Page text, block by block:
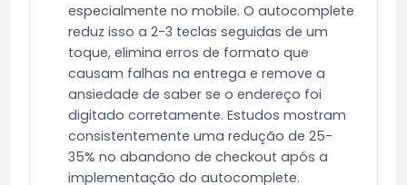
especialmente no mobile. O autocomplete
reduz isso a 2-3 teclas seguidas de um
toque, elimina erros de formato que
causam falhas na entrega e remove a
ansiedade de saber se o endereço foi
digitado corretamente. Estudos mostram
consistentemente uma redução de 25-
35% no abandono de checkout após a
implementação do autocomplete.